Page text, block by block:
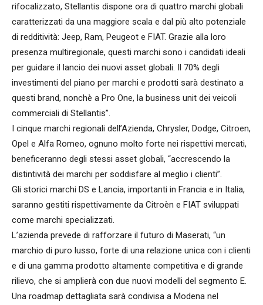
rifocalizzato, Stellantis dispone ora di quattro marchi globali
caratterizzati da una maggiore scala e dal più alto potenziale
di redditività: Jeep, Ram, Peugeot e FIAT. Grazie alla loro
presenza multiregionale, questi marchi sono i candidati ideali
per guidare il lancio dei nuovi asset globali. Il 70% degli
investimenti del piano per marchi e prodotti sarà destinato a
questi brand, nonchè a Pro One, la business unit dei veicoli
commerciali di Stellantis”.
I cinque marchi regionali dell’Azienda, Chrysler, Dodge, Citroen,
Opel e Alfa Romeo, ognuno molto forte nei rispettivi mercati,
beneficeranno degli stessi asset globali, “accrescendo la
distintività dei marchi per soddisfare al meglio i clienti”.
Gli storici marchi DS e Lancia, importanti in Francia e in Italia,
saranno gestiti rispettivamente da Citroèn e FIAT sviluppati
come marchi specializzati.
L’azienda prevede di rafforzare il futuro di Maserati, “un
marchio di puro lusso, forte di una relazione unica con i clienti
e di una gamma prodotto altamente competitiva e di grande
rilievo, che si amplierà con due nuovi modelli del segmento E.
Una roadmap dettagliata sarà condivisa a Modena nel